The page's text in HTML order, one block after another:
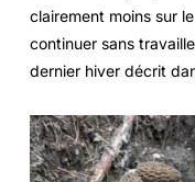
clairement moins sur
continuer sans
dernier hiver décrit